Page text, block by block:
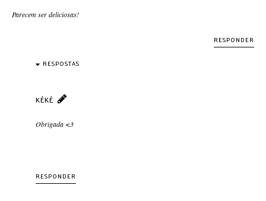
Parecem ser deliciosas!
RESPONDER
RESPOSTAS
KÉKÉ
Obrigada <3
RESPONDER